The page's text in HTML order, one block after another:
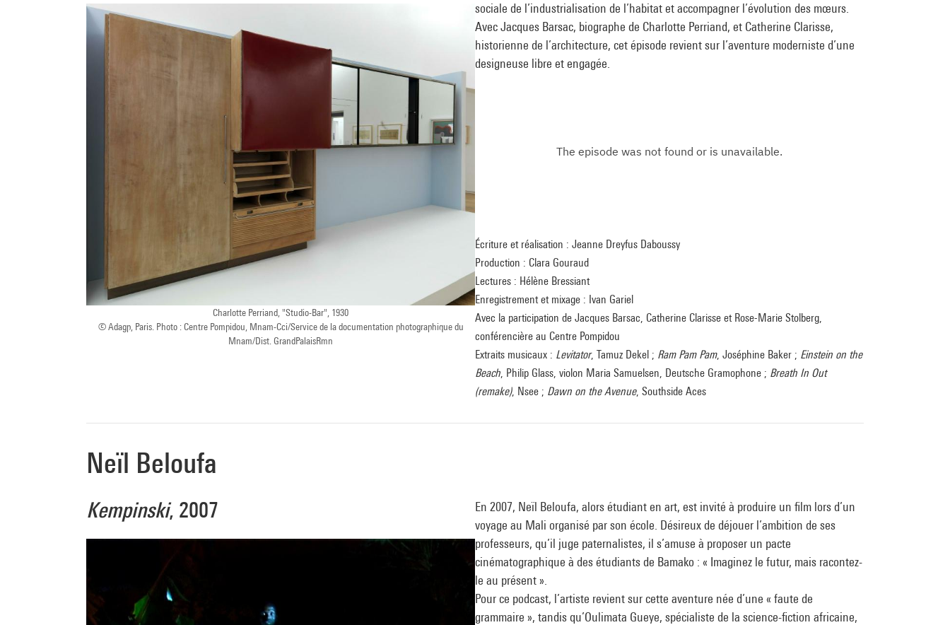
Charlotte Perriand, "Studio-Bar", 1930
© Adagp, Paris. Photo : Centre Pompidou, Mnam-Cci/Service de la documentation photographique du
Mnam/Dist. GrandPalaisRmn
sociale de l’industrialisation de l’habitat et accompagner l’évolution des mœurs.
Avec Jacques Barsac, biographe de Charlotte Perriand, et Catherine Clarisse,
historienne de l’architecture, cet épisode revient sur l’aventure moderniste d’une
designeuse libre et engagée.
Écriture et réalisation : Jeanne Dreyfus Daboussy
Production : Clara Gouraud
Lectures : Hélène Bressiant
Enregistrement et mixage : Ivan Gariel
Avec la participation de Jacques Barsac, Catherine Clarisse et Rose-Marie Stolberg,
conférencière au Centre Pompidou
Extraits musicaux : Levitator, Tamuz Dekel ; Ram Pam Pam, Joséphine Baker ; Einstein on the
Beach, Philip Glass, violon Maria Samuelsen, Deutsche Gramophone ; Breath In Out
(remake), Nsee ; Dawn on the Avenue, Southside Aces
Neïl Beloufa
Kempinski, 2007
En 2007, Neïl Beloufa, alors étudiant en art, est invité à produire un film lors d’un
voyage au Mali organisé par son école. Désireux de déjouer l’ambition de ses
professeurs, qu’il juge paternalistes, il s’amuse à proposer un pacte
cinématographique à des étudiants de Bamako : « Imaginez le futur, mais racontez-
le au présent ».
Pour ce podcast, l’artiste revient sur cette aventure née d’une « faute de
grammaire », tandis qu’Oulimata Gueye, spécialiste de la science-fiction africaine,